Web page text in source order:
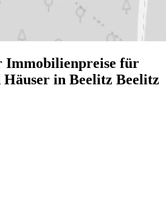
Immobilienpreise für
Häuser in Beelitz Beelitz